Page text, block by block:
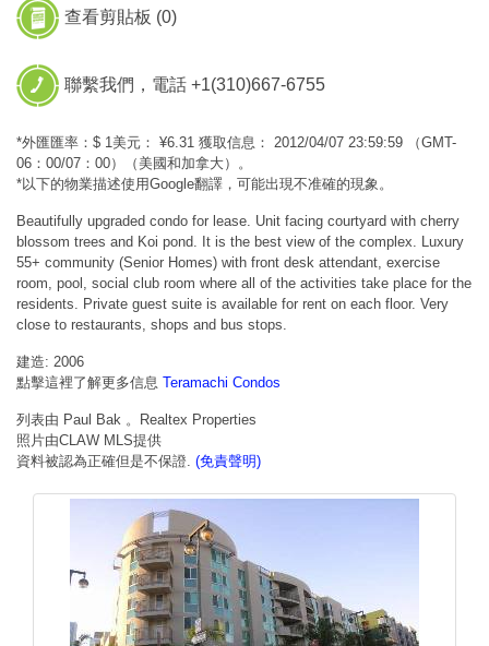
查看剪貼板 (0)
聯繫我們，電話 +1(310)667-6755
*外匯匯率：$ 1美元： ¥6.31 獲取信息： 2012/04/07 23:59:59 （GMT-
06：00/07：00）（美國和加拿大）。
*以下的物業描述使用Google翻譯，可能出現不准確的現象。
Beautifully upgraded condo for lease. Unit facing courtyard with cherry
blossom trees and Koi pond. It is the best view of the complex. Luxury
55+ community (Senior Homes) with front desk attendant, exercise
room, pool, social club room where all of the activities take place for the
residents. Private guest suite is available for rent on each floor. Very
close to restaurants, shops and bus stops.
建造: 2006
點擊這裡了解更多信息 Teramachi Condos
列表由 Paul Bak 。Realtex Properties
照片由CLAW MLS提供
資料被認為正確但是不保證. (免責聲明)